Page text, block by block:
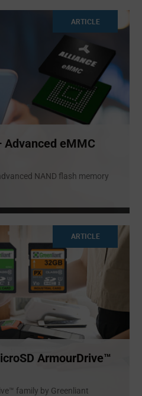
ARTICLE
eMMC
NAND flash memory
ARTICLE
ArmourDrive™
family by Greenliant